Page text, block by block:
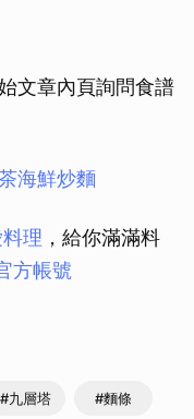
文章內頁詢問食譜
海鮮炒麵
理 ，給你滿滿料
方帳號
#九層塔 #麵條